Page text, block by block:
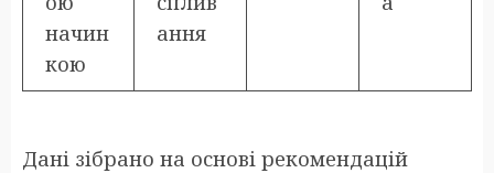
начин
кою
ання
Дані зібрано на основі рекомендацій